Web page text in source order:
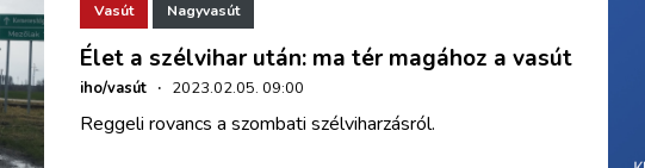
Vasút Nagyvasút
Élet a szélvihar után: ma tér magához a vasút
iho/vasút · 2023.02.05. 09:00
Reggeli rovancs a szombati szélviharzásról.